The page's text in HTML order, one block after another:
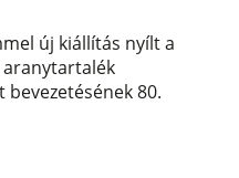
új kiállítás nyílt a
aranytartalék
80.